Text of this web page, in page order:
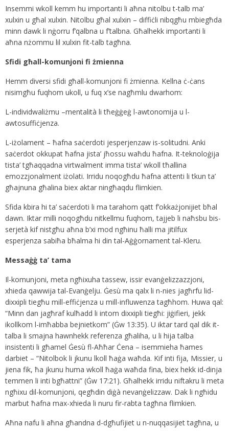
Insemmi wkoll kemm hu importanti li aħna nitolbu t-talb ma’
xulxin u għal xulxin. Nitolbu għal xulxin – diffiċli nibqgħu mbiegħda
minn dawk li nġorru f’qalbna u f’talbna. Għalhekk importanti li
aħna nżommu lil xulxin fit-talb tagħna.
Sfidi għall-komunjoni fi żmienna
Hemm diversi sfidi għall-komunjoni fi żmienna. Kellna ċ-ċans
nisimgħu fuqhom ukoll, u fuq x’se nagħmlu dwarhom:
L-individwaliżmu –mentalità li tħeġġeġ l-awtonomija u l-
awtosuffiċjenza.
L-iżolament – ħafna saċerdoti jesperjenzaw is-solitudni. Anki
saċerdot okkupat ħafna jista’ jħossu waħdu ħafna. It-teknoloġija
tista’ tgħaqqadna virtwalment imma tista’ wkoll tħallina
emozzjonalment iżolati. Irridu noqogħdu ħafna attenti li tkun ta’
għajnuna għalina biex aktar ningħaqdu flimkien.
Sfida kbira hi ta’ saċerdoti li ma tarahom qatt f’okkażjonijiet bħal
dawn. Iktar milli noqogħdu nitkellmu fuqhom, tajjeb li naħsbu bis-
serjetà kif nistgħu aħna b’xi mod ngħinu ħalli ma jitilfux
esperjenza sabiħa bħalma hi din tal-Aġġornament tal-Kleru.
Messaġġ ta’ tama
Il-komunjoni, meta ngħixuha tassew, issir evanġelizzazzjoni,
xhieda qawwija tal-Evanġelju. Ġesù ma qalx li n-nies jagħrfu lid-
dixxipli tiegħu mill-effiċjenza u mill-influwenza tagħhom. Huwa qal:
“Minn dan jagħraf kulħadd li intom dixxipli tiegħi: jiġifieri, jekk
ikollkom l-imħabba bejnietkom” (Ġw 13:35). U iktar tard qal dik it-
talba li smajna hawnhekk referenza għaliha, u li hija talba
insistenti li għamel Ġesù fl-Aħħar Ċena – isemmieha ħames
darbiet – “Nitolbok li jkunu lkoll ħaġa waħda. Kif inti fija, Missier, u
jiena fik, ħa jkunu huma wkoll ħaġa waħda fina, biex hekk id-dinja
temmen li inti bgħattni” (Ġw 17:21). Għalhekk irridu niftakru li meta
ngħixu dil-komunjoni, qegħdin diġà nevanġelizzaw. Dak li ngħidu
marbut ħafna max-xhieda li nuru fir-rabta tagħna flimkien.
Aħna nafu li aħna għandna d-dgħufijiet u n-nuqqasijiet tagħna, u